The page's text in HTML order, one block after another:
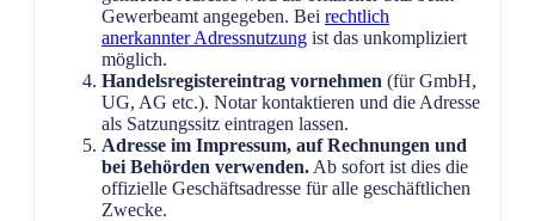
Gewerbeamt angegeben. Bei rechtlich
anerkannter Adressnutzung ist das unkompliziert
möglich.
Handelsregistereintrag vornehmen (für GmbH,
UG, AG etc.). Notar kontaktieren und die Adresse
als Satzungssitz eintragen lassen.
Adresse im Impressum, auf Rechnungen und
bei Behörden verwenden. Ab sofort ist dies die
offizielle Geschäftsadresse für alle geschäftlichen
Zwecke.